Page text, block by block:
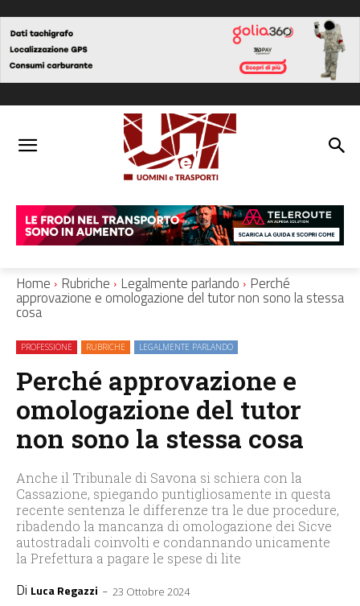
Home Rubriche Legalmente parlando Perché
approvazione e omologazione del tutor non sono la stessa
cosa
PROFESSIONE RUBRICHE LEGALMENTE PARLANDO
Perché approvazione e
omologazione del tutor
non sono la stessa cosa
Anche il Tribunale di Savona si schiera con la
Cassazione, spiegando puntigliosamente in questa
recente sentenza le differenze tra le due procedure,
ribadendo la mancanza di omologazione dei Sicve
autostradali coinvolti e condannando unicamente
la Prefettura a pagare le spese di lite
Di Luca Regazzi - 23 Ottobre 2024